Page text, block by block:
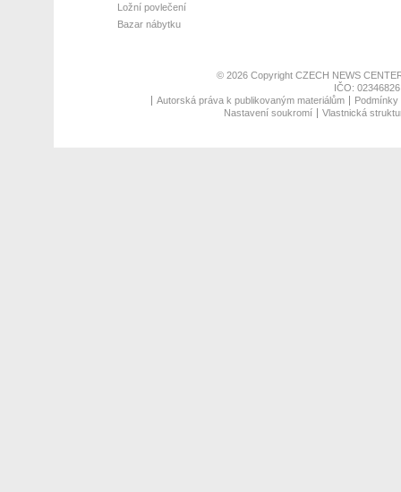
Ložní povlečení
Bazar nábytku
© 2026 Copyright CZECH NEWS
IČO:
Autorská práva k publikovaným materiálům
Nastavení soukromí
Vlastnická